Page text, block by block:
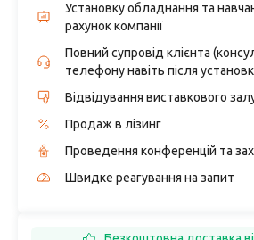
Установку обладнання та
рахунок компанії
Повний супровід клієнта
телефону навіть після
Відвідування виставкового
Продаж в лізинг
Проведення конференцій та
Швидке реагування на запит